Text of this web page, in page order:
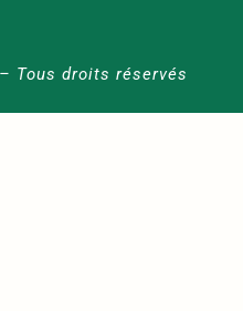
Tous droits réservés